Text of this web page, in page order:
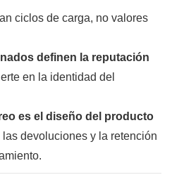
ciclos de carga, no valores
definen la reputación
en la identidad del
es el diseño del producto
las devoluciones y la retención